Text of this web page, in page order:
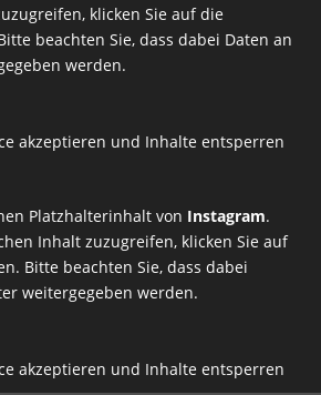
klicken Sie auf die
beachten Sie, dass dabei Daten an
werden.
akzeptieren und Inhalte entsperren
Platzhalterinhalt von Instagram.
Inhalt zuzugreifen, klicken Sie auf
Bitte beachten Sie, dass dabei
weitergegeben werden.
akzeptieren und Inhalte entsperren